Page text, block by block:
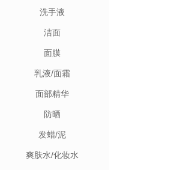
洗手液
洁面
面膜
乳液/面霜
面部精华
防晒
发蜡/泥
爽肤水/化妆水